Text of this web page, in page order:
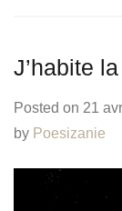
J’habite
Posted on 21
by Poesizanie